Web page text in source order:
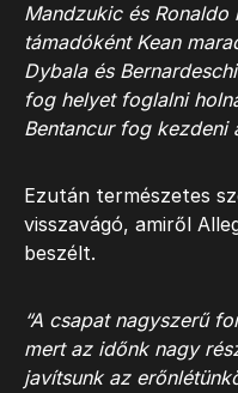
Mandzukic és
támadóként Kean
Dybala és
fog helyet foglalni
Bentancur fog kezdeni
Ezután természetes
visszavágó, amiről
beszélt.
“A csapat nagyszerű
mert az időnk nagy
javítsunk az